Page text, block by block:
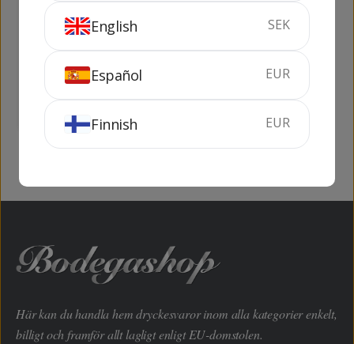
1.5 liter 40%
SLUTSÅLD
Här kan du handla hem dryckesvaror inom alla kategorier enkelt,
billigt och framför allt lagligt enligt EU-domstolen.
English SEK
Español EUR
Finnish EUR